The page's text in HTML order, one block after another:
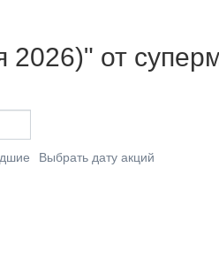
от
Выбрать дату акций